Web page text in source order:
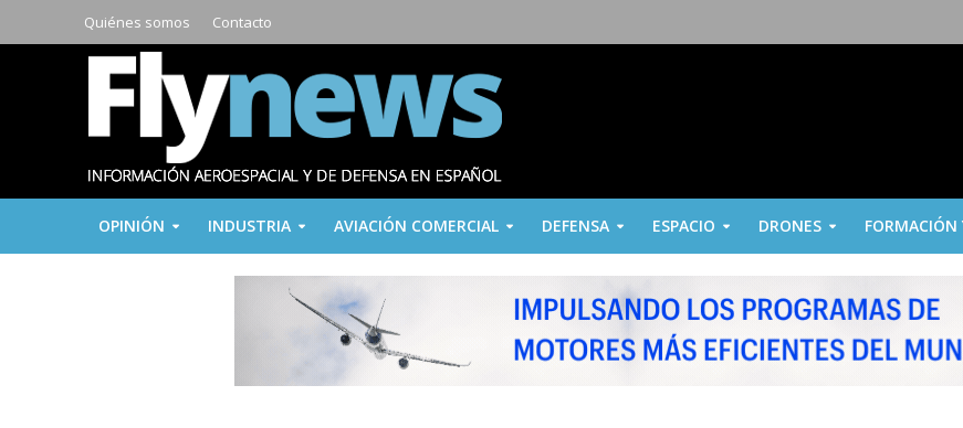
Quiénes somos Contacto
OPINIÓN INDUSTRIA AVIACIÓN COMERCIAL DEFENSA ESPACIO DRONES FORMACIÓN